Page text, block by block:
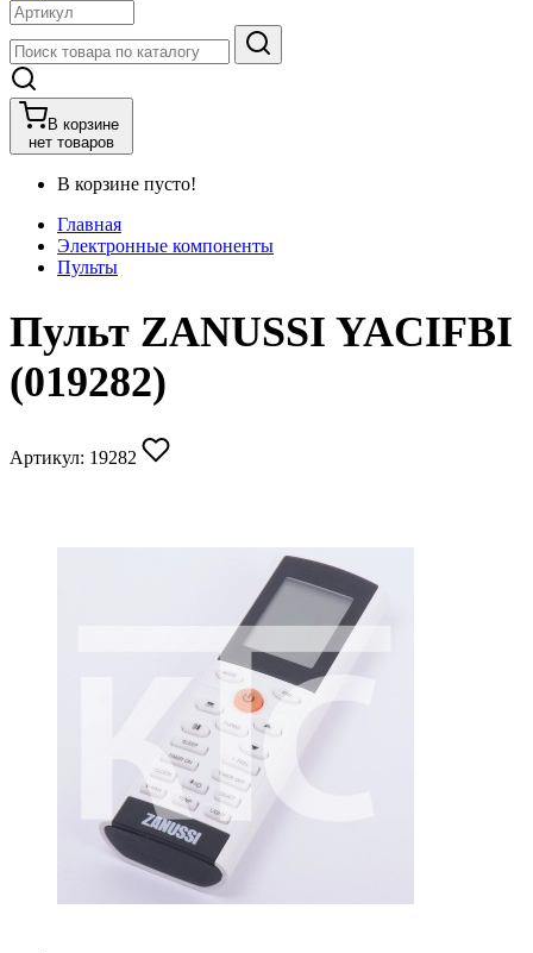
В корзине
нет товаров
В корзине пусто!
Главная
Электронные компоненты
Пульты
Пульт ZANUSSI YACIFBI
(019282)
Артикул: 19282